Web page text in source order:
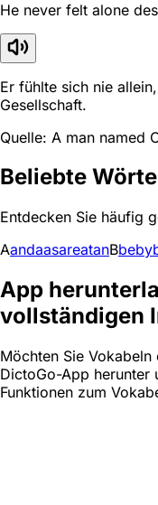
He never felt alone
Er fühlte sich nie
Gesellschaft.
Quelle: A man named
Beliebte
Entdecken Sie häufig
AandaasareatanBbeby
App
vollständigen
Möchten Sie
DictoGo-App herunter
Funktionen zum